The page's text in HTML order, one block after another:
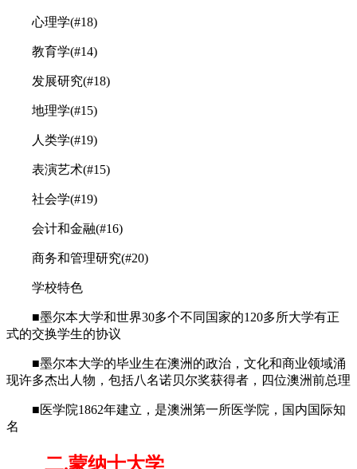
心理学(#18)
教育学(#14)
发展研究(#18)
地理学(#15)
人类学(#19)
表演艺术(#15)
社会学(#19)
会计和金融(#16)
商务和管理研究(#20)
学校特色
■墨尔本大学和世界30多个不同国家的120多所大学有正
式的交换学生的协议
■墨尔本大学的毕业生在澳洲的政治，文化和商业领域涌
现许多杰出人物，包括八名诺贝尔奖获得者，四位澳洲前总理
■医学院1862年建立，是澳洲第一所医学院，国内国际知
名
二.蒙纳士大学